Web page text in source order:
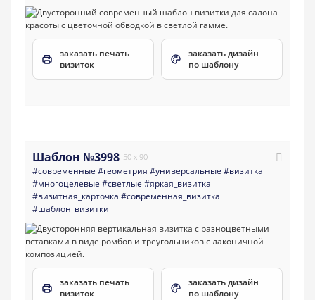
заказать печать
визиток
заказать дизайн
по шаблону
Шаблон №3998 50 x 90
#современные #геометрия #универсальные #визитка
#многоцелевые #светлые #яркая_визитка
#визитная_карточка #современная_визитка
#шаблон_визитки
заказать печать
визиток
заказать дизайн
по шаблону